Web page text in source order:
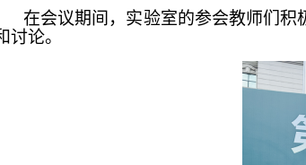
在会议期间，实验室的参会教师们
讨论。